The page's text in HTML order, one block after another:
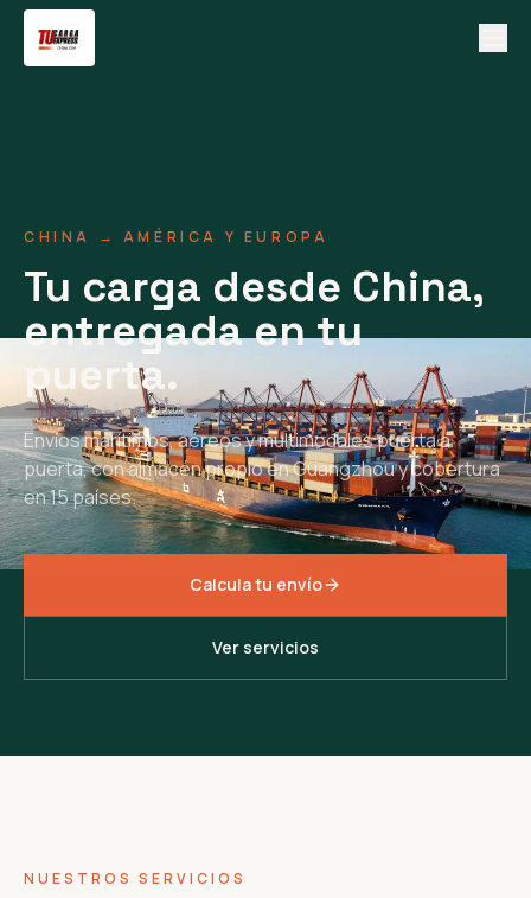
CHINA → AMÉRICA Y EUROPA
Tu carga desde China,
entregada en tu
puerta.
Envíos marítimos, aéreos y multimodales puerta a
puerta, con almacén propio en Guangzhou y cobertura
en 15 países.
Calcula tu envío
Ver servicios
NUESTROS SERVICIOS